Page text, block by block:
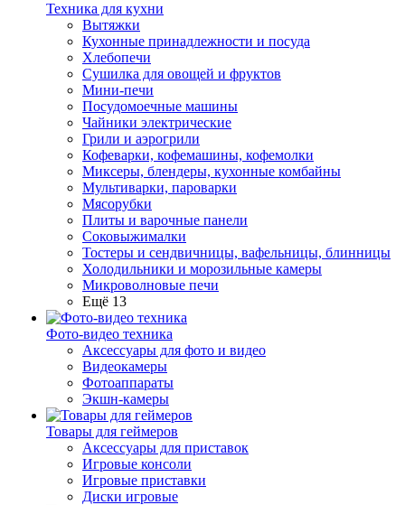
Техника для кухни
Вытяжки
Кухонные принадлежности и посуда
Хлебопечи
Сушилка для овощей и фруктов
Мини-печи
Посудомоечные машины
Чайники электрические
Грили и аэрогрили
Кофеварки, кофемашины, кофемолки
Миксеры, блендеры, кухонные комбайны
Мультиварки, пароварки
Мясорубки
Плиты и варочные панели
Соковыжималки
Тостеры и сендвичницы, вафельницы, блинницы
Холодильники и морозильные камеры
Микроволновые печи
Ещё 13
Фото-видео техника
Аксессуары для фото и видео
Видеокамеры
Фотоаппараты
Экшн-камеры
Товары для геймеров
Аксессуары для приставок
Игровые консоли
Игровые приставки
Диски игровые